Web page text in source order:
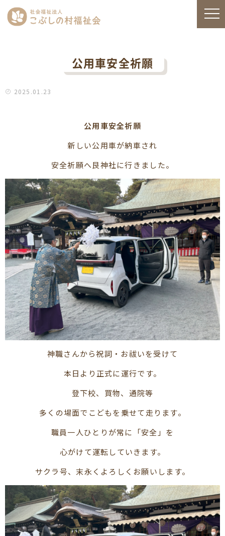
公用車安全祈願
2025.01.23
公用車安全祈願
新しい公用車が納車され
安全祈願へ艮神社に行きました。
神職さんから祝詞・お祓いを受けて
本日より正式に運行です。
登下校、買物、通院等
多くの場面でこどもを乗せて走ります。
職員一人ひとりが常に「安全」を
心がけて運転していきます。
サクラ号、末永くよろしくお願いします。